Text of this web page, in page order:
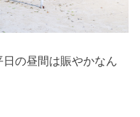
の昼間は賑やかなん